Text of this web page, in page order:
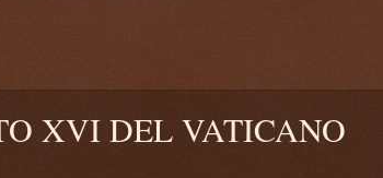
XVI DEL VATICANO